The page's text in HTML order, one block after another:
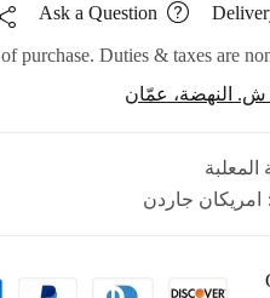
Ask a Question
of purchase. Duties & taxes are
ش. النهضة، عمّان
المعلبة
امريكان جاردن